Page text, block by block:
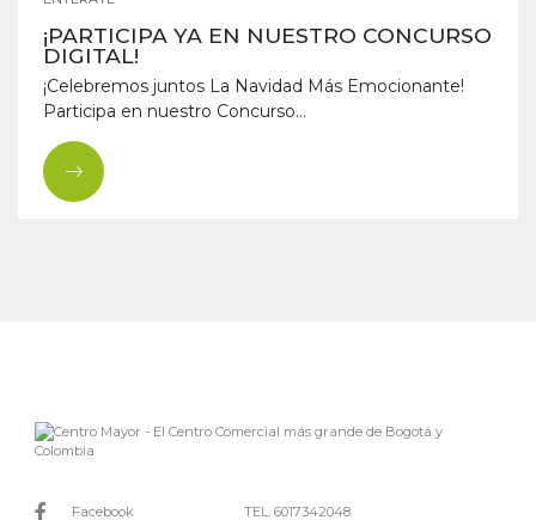
¡PARTICIPA YA EN NUESTRO CONCURSO
DIGITAL!
¡Celebremos juntos La Navidad Más Emocionante!
Participa en nuestro Concurso...
Facebook TEL. 6017342048